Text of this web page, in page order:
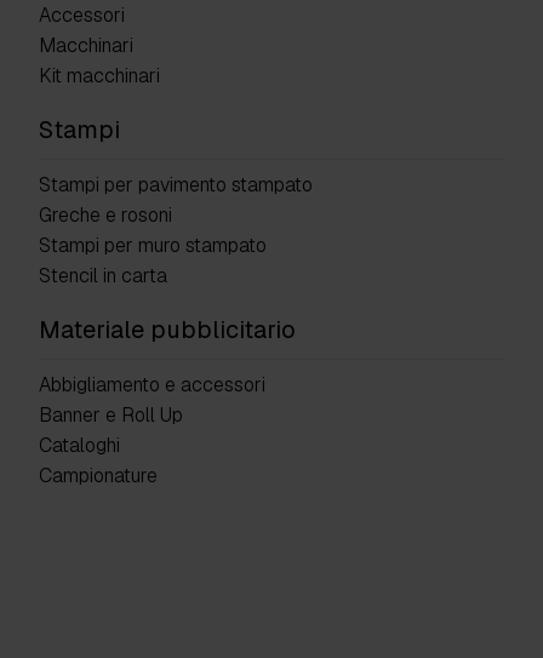
Accessori
Macchinari
Kit macchinari
Stampi
Stampi per pavimento stampato
Greche e rosoni
Stampi per muro stampato
Stencil in carta
Materiale pubblicitario
Abbigliamento e accessori
Banner e Roll Up
Cataloghi
Campionature